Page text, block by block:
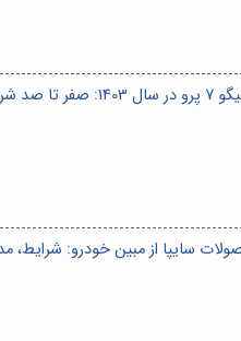
💰
سایپا از مبین خودرو: شرایط،